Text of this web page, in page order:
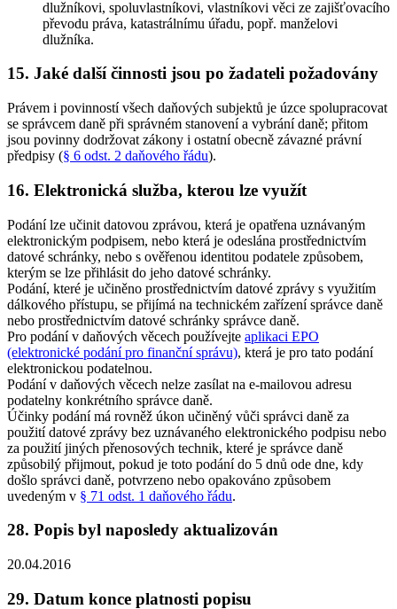
dlužníkovi, spoluvlastníkovi, vlastníkovi věci ze zajišťovacího
převodu práva, katastrálnímu úřadu, popř. manželovi
dlužníka.
15. Jaké další činnosti jsou po žadateli požadovány
Právem i povinností všech daňových subjektů je úzce spolupracovat
se správcem daně při správném stanovení a vybrání daně; přitom
jsou povinny dodržovat zákony i ostatní obecně závazné právní
předpisy (§ 6 odst. 2 daňového řádu).
16. Elektronická služba, kterou lze využít
Podání lze učinit datovou zprávou, která je opatřena uznávaným
elektronickým podpisem, nebo která je odeslána prostřednictvím
datové schránky, nebo s ověřenou identitou podatele způsobem,
kterým se lze přihlásit do jeho datové schránky.
Podání, které je učiněno prostřednictvím datové zprávy s využitím
dálkového přístupu, se přijímá na technickém zařízení správce daně
nebo prostřednictvím datové schránky správce daně.
Pro podání v daňových věcech používejte aplikaci EPO
(elektronické podání pro finanční správu), která je pro tato podání
elektronickou podatelnou.
Podání v daňových věcech nelze zasílat na e-mailovou adresu
podatelny konkrétního správce daně.
Účinky podání má rovněž úkon učiněný vůči správci daně za
použití datové zprávy bez uznávaného elektronického podpisu nebo
za použití jiných přenosových technik, které je správce daně
způsobilý přijmout, pokud je toto podání do 5 dnů ode dne, kdy
došlo správci daně, potvrzeno nebo opakováno způsobem
uvedeným v § 71 odst. 1 daňového řádu.
28. Popis byl naposledy aktualizován
20.04.2016
29. Datum konce platnosti popisu